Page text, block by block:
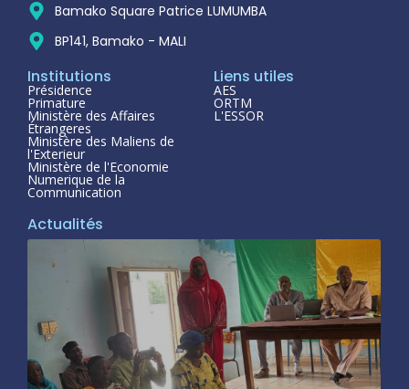
Bamako Square Patrice LUMUMBA
BP141, Bamako - MALI
Institutions
Présidence
Primature
Ministère des Affaires
Étrangeres
Ministère des Maliens de
l'Exterieur
Ministère de l'Economie
Numerique de la
Communication
Liens utiles
AES
ORTM
L'ESSOR
Actualités